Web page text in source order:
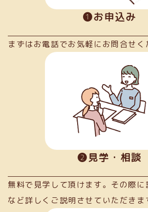
➊お申込み
まずはお電話でお気軽にお問合せく
➋見学・相談
無料で見学して頂けます。その際に
など詳しくご説明させていただきま